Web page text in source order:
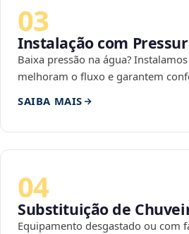
03
Instalação com
Baixa pressão na água?
melhoram o fluxo e garantem
SAIBA MAIS
04
Substituição de
Equipamento desgastado ou com